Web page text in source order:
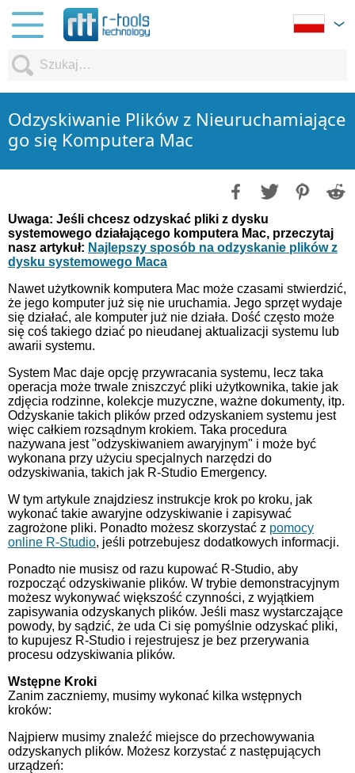
Odzyskiwanie Plików z Nieuruchamiające
go się Komputera Mac
Uwaga: Jeśli chcesz odzyskać pliki z dysku
systemowego działającego komputera Mac, przeczytaj
nasz artykuł: Najlepszy sposób na odzyskanie plików z
dysku systemowego Maca
Nawet użytkownik komputera Mac może czasami stwierdzić,
że jego komputer już się nie uruchamia. Jego sprzęt wydaje
się działać, ale komputer już nie działa. Dość często może
się coś takiego dziać po nieudanej aktualizacji systemu lub
awarii systemu.
System Mac daje opcję przywracania systemu, lecz taka
operacja może trwale zniszczyć pliki użytkownika, takie jak
zdjęcia rodzinne, kolekcje muzyczne, ważne dokumenty, itp.
Odzyskanie takich plików przed odzyskaniem systemu jest
więc całkiem rozsądnym krokiem. Taka procedura
nazywana jest "odzyskiwaniem awaryjnym" i może być
wykonana przy użyciu specjalnych narzędzi do
odzyskiwania, takich jak R-Studio Emergency.
W tym artykule znajdziesz instrukcje krok po kroku, jak
wykonać takie awaryjne odzyskiwanie i zapisywać
zagrożone pliki. Ponadto możesz skorzystać z pomocy
online R-Studio, jeśli potrzebujesz dodatkowych informacji.
Ponadto nie musisz od razu kupować R-Studio, aby
rozpocząć odzyskiwanie plików. W trybie demonstracyjnym
możesz wykonywać większość czynności, z wyjątkiem
zapisywania odzyskanych plików. Jeśli masz wystarczające
powody, by sądzić, że uda Ci się pomyślnie odzyskać pliki,
to kupujesz R-Studio i rejestrujesz je bez przerywania
procesu odzyskiwania plików.
Wstępne Kroki
Zanim zaczniemy, musimy wykonać kilka wstępnych
kroków:
Najpierw musimy znaleźć miejsce do przechowywania
odzyskanych plików. Możesz korzystać z następujących
urządzeń: